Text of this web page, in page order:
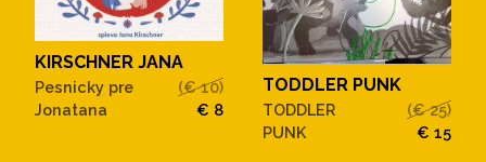
KIRSCHNER JANA
Pesnicky pre
Jonatana
(€ 10)
€ 8
TODDLER PUNK
TODDLER
PUNK
(€ 25)
€ 15